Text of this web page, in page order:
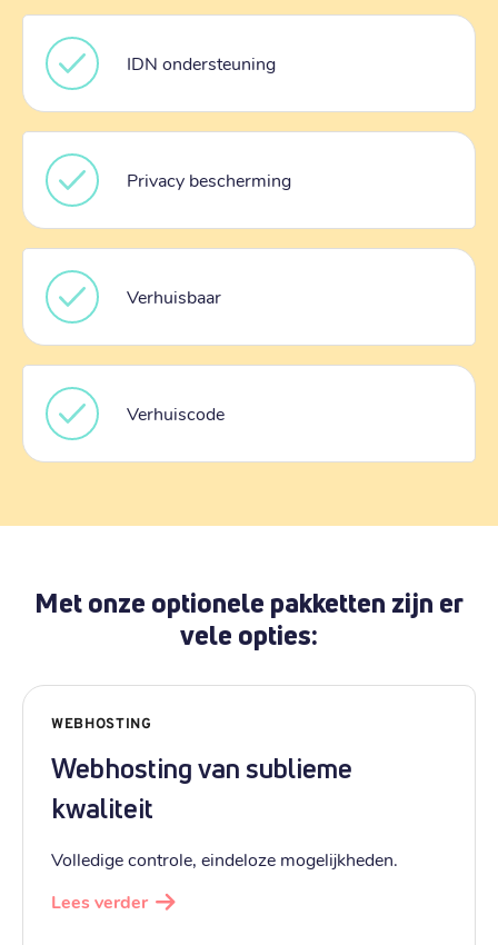
IDN ondersteuning
Privacy bescherming
Verhuisbaar
Verhuiscode
Met onze optionele pakketten zijn er
vele opties:
WEBHOSTING
Webhosting van sublieme
kwaliteit
Volledige controle, eindeloze mogelijkheden.
Lees verder